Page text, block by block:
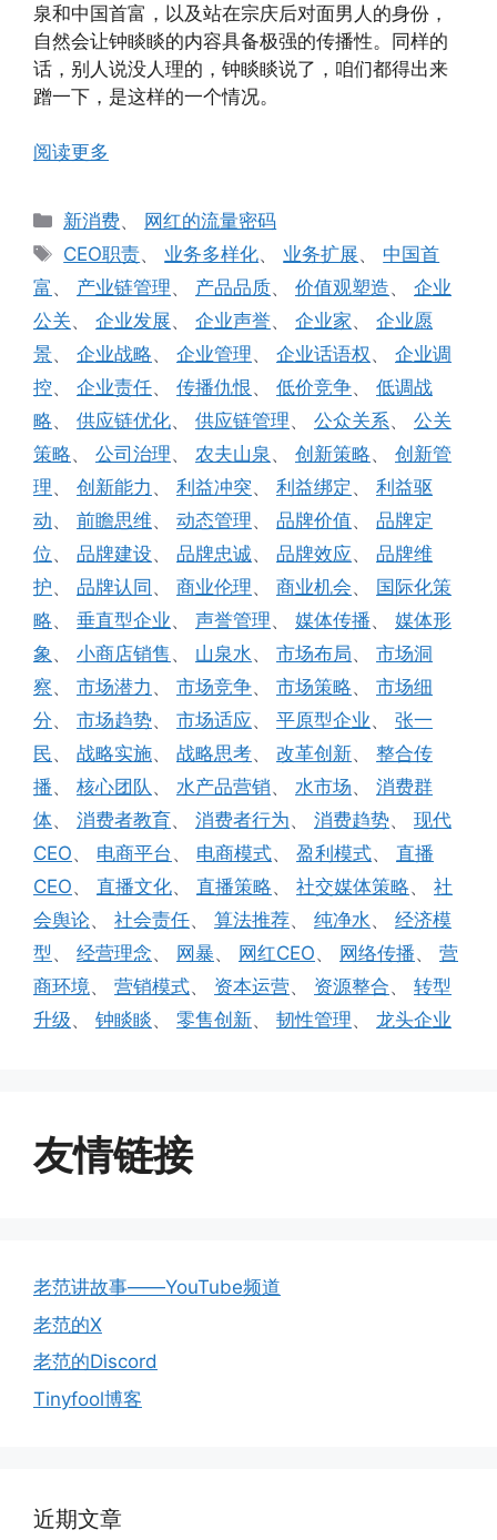
泉和中国首富，以及站在宗庆后对面男人的身份，
自然会让钟睒睒的内容具备极强的传播性。同样的
话，别人说没人理的，钟睒睒说了，咱们都得出来
蹭一下，是这样的一个情况。
阅读更多
分
类
新消费、 网红的流量密码
标
签
CEO职责、 业务多样化、 业务扩展、 中国首
富 、 产业链管理、 产品品质、 价值观塑造、 企业
公关、 企业发展、 企业声誉、 企业家、 企业愿
景、 企业战略、 企业管理、 企业话语权 、 企业调
控、 企业责任、 传播仇恨 、 低价竞争、 低调战
略、 供应链优化、 供应链管理、 公众关系、 公关
策略、 公司治理、 农夫山泉 、 创新策略、 创新管
理、 创新能力 、 利益冲突、 利益绑定 、 利益驱
动、 前瞻思维、 动态管理、 品牌价值、 品牌定
位、 品牌建设、 品牌忠诚、 品牌效应、 品牌维
护、 品牌认同 、 商业伦理、 商业机会、 国际化策
略、 垂直型企业、 声誉管理、 媒体传播、 媒体形
象、 小商店销售 、 山泉水、 市场布局、 市场洞
察、 市场潜力 、 市场竞争、 市场策略、 市场细
分、 市场趋势、 市场适应、 平原型企业、 张一
民、 战略实施、 战略思考、 改革创新、 整合传
播、 核心团队 、 水产品营销、 水市场、 消费群
体、 消费者教育、 消费者行为、 消费趋势、 现代
CEO、 电商平台 、 电商模式、 盈利模式、 直播
CEO、 直播文化、 直播策略、 社交媒体策略、 社
会舆论、 社会责任、 算法推荐、 纯净水、 经济模
型、 经营理念、 网暴、 网红CEO、 网络传播、 营
商环境、 营销模式、 资本运营、 资源整合、 转型
升级、 钟睒睒、 零售创新、 韧性管理、 龙头企业
友情链接
老范讲故事——YouTube频道
老范的X
老范的Discord
Tinyfool博客
近期文章